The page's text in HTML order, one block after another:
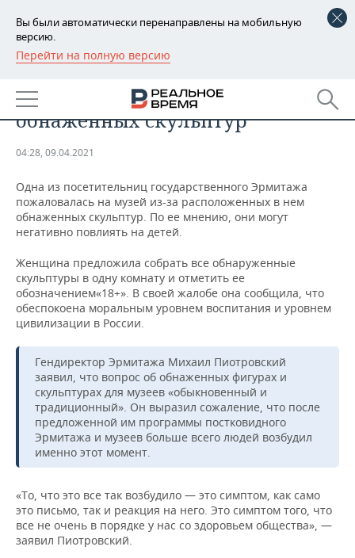
Вы были автоматически перенаправлены на мобильную
версию.
Перейти на полную версию
РЕГИОНЫ
БАШКОРТОСТАН
ТАТАРСТАН
НОВОСТИ
АНАЛИТИКА
ДЕКЛАРАЦИИ О ДОХОДАХ
КОРОЛИ ГОСЗАКАЗА ПФО
ВУЗЫ ТАТАРСТАНА
КОМУ ПРИНАДЛЕЖАТ
ТОРГОВЫЕ ЦЕНТРЫ
НОВОСТИ ЭКОНОМИКИ
ФИНАНСЫ
БАНКИ
БЮДЖЕТ
ИНВЕСТИЦИИ
ПРОМЫШЛЕННОСТЬ
НОВОСТИ
АГРОПРОМ
МАШИНОСТРОЕНИЕ
НЕФТЕХИМИЯ
НЕФТЬ
ОПК
ЭНЕРГЕТИКА
НЕДВИЖИМОСТЬ
НОВОСТИ НЕДВИЖИМОСТИ
АВТО
НОВОСТИ АВТО
БИЗНЕС
НОВОСТИ БИЗНЕСА
РОЗНИЧНАЯ ТОРГОВЛЯ
ТРАНСПОРТ
УСЛУГИ
ТЕХНОЛОГИИ
НОВОСТИ ТЕХНОЛОГИЙ
МЕДИА
ТЕЛЕКОММУНИКАЦИИ
МЕРОПРИЯТИЯ
НОВОСТИ МЕРОПРИЯТИЙ
ВЫЕЗДНАЯ РЕДАКЦИЯ
БИЗНЕС-БРАНЧИ
ONLINE-КОНФЕРЕНЦИИ
СПОРТ
НОВОСТИ СПОРТА
ФУТБОЛ
ХОККЕЙ
ОБЩЕСТВО
НОВОСТИ ОБЩЕСТВА
ВЛАСТЬ
ФОТОГАЛЕРЕЯ
СЮЖЕТЫ
На Эрмитаж пожаловались из-за
обнаженных скульптур
04:28, 09.04.2021
Одна из посетительниц государственного Эрмитажа
пожаловалась на музей из-за расположенных в нем
обнаженных скульптур. По ее мнению, они могут
негативно повлиять на детей.
Женщина предложила собрать все обнаруженные
скульптуры в одну комнату и отметить ее
обозначением«18+». В своей жалобе она сообщила, что
обеспокоена моральным уровнем воспитания и уровнем
цивилизации в России.
Гендиректор Эрмитажа Михаил Пиотровский
заявил, что вопрос об обнаженных фигурах и
скульптурах для музеев «обыкновенный и
традиционный». Он выразил сожаление, что после
предложенной им программы постковидного
Эрмитажа и музеев больше всего людей возбудил
именно этот момент.
«То, что это все так возбудило — это симптом, как само
это письмо, так и реакция на него. Это симптом того, что
все не очень в порядке у нас со здоровьем общества», —
заявил Пиотровский.